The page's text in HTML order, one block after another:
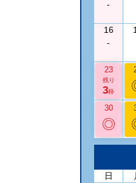
-
16
-
23
残り
3枠
30
◎
日